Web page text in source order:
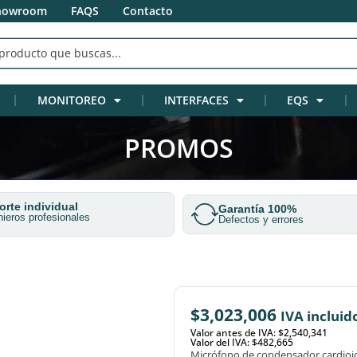
FAQS Contacto
MONITOREO INTERFACES EQS
PROMOS
individual
profesionales
Garantía 100%
Defectos y errores
$3,023,006 IVA
Valor antes de IVA: $2,540,341
Valor del IVA: $482,665